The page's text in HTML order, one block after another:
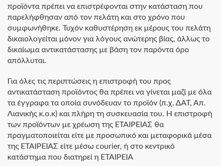
προϊόντα πρέπει να επιστρέφονται στην κατάσταση που
παρελήφθησαν από τον πελάτη και στο χρόνο που
συμφωνήθηκε. Τυχόν καθυστέρηση εκ μέρους του πελάτη
δικαιολογείται μόνον για λόγους ανώτερης βίας, άλλως το
δικαίωμα αντικατάστασης με βάση τον παρόντα όρο
απόλλυται.
Για όλες τις περιπτώσεις η επιστροφή του προς
αντικατάσταση προϊόντος θα πρέπει να γίνεται μαζί με όλα
τα έγγραφα τα οποία συνόδευαν το προϊόν (π.χ. ΔΑΤ, Απ.
Λιανικής κ.ο.κ) και πλήρη τη συσκευασία του. Η επιστροφή
των προϊόντων με χρέωση της ΕΤΑΙΡΕΙΑΣ θα
πραγματοποιείται είτε με προσωπικό και μεταφορικά μέσα
της ΕΤΑΙΡΕΙΑΣ είτε μέσω courier, ή στο κεντρικό
κατάστημα που διατηρεί η ΕΤΑΙΡΕΙΑ